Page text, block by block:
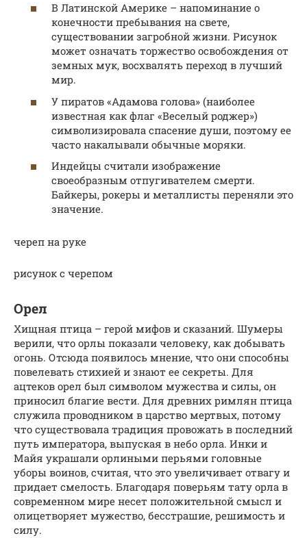
В Латинской Америке – напоминание о
конечности пребывания на свете,
существовании загробной жизни. Рисунок
может означать торжество освобождения от
земных мук, восхвалять переход в лучший
мир.
У пиратов «Адамова голова» (наиболее
известная как флаг «Веселый роджер»)
символизировала спасение души, поэтому ее
часто накалывали обычные моряки.
Индейцы считали изображение
своеобразным отпугивателем смерти.
Байкеры, рокеры и металлисты переняли это
значение.
череп на руке
рисунок с черепом
Орел
Хищная птица – герой мифов и сказаний. Шумеры
верили, что орлы показали человеку, как добывать
огонь. Отсюда появилось мнение, что они способны
повелевать стихией и знают ее секреты. Для
ацтеков орел был символом мужества и силы, он
приносил благие вести. Для древних римлян птица
служила проводником в царство мертвых, потому
что существовала традиция провожать в последний
путь императора, выпуская в небо орла. Инки и
Майя украшали орлиными перьями головные
уборы воинов, считая, что это увеличивает отвагу и
придает смелость. Благодаря поверьям тату орла в
современном мире несет положительной смысл и
олицетворяет мужество, бесстрашие, решимость и
силу.